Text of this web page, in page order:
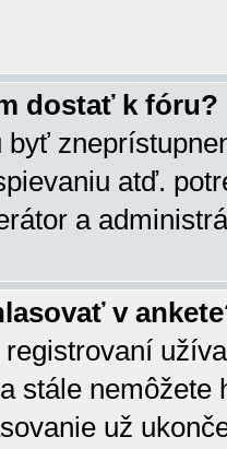
dostať k fóru?
byť
atď.
a
v
stále
už